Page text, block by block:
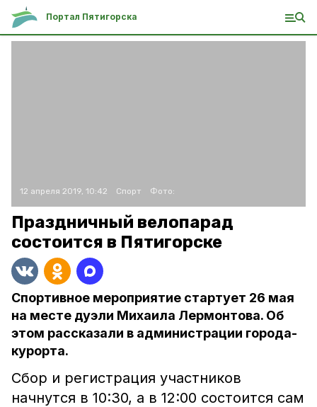
Портал Пятигорска
12 апреля 2019, 10:42 Спорт Фото:
Праздничный велопарад
состоится в Пятигорске
Спортивное мероприятие стартует 26 мая
на месте дуэли Михаила Лермонтова. Об
этом рассказали в администрации города-
курорта.
Сбор и регистрация участников
начнутся в 10:30, а в 12:00 состоится сам